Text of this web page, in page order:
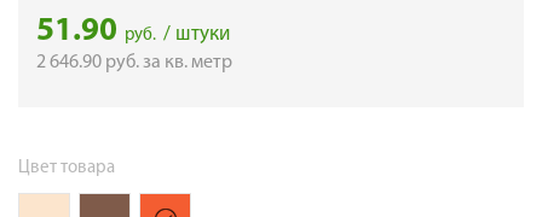
51.90 руб. / штуки
2 646.90 руб.за кв. метр
Цвет товара